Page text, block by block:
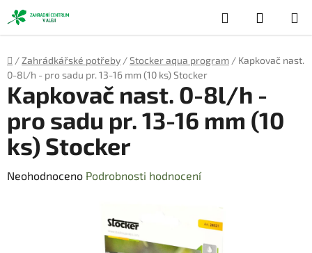
Přejít
na
obsah
Hledat
KOŠÍK
Domů
/ Zahrádkářské potřeby /Stocker aqua program / Kapkovač nast.
0-8l/h - pro sadu pr. 13-16 mm (10 ks) Stocker
Kapkovač nast. 0-8l/h -
pro sadu pr. 13-16 mm (10
ks) Stocker
Průměrné
Neohodnoceno Podrobnosti hodnocení